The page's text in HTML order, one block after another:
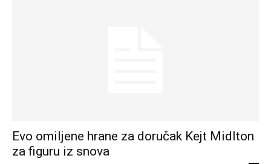
Evo omiljene hrane za doručak Kejt Midlton
za figuru iz snova